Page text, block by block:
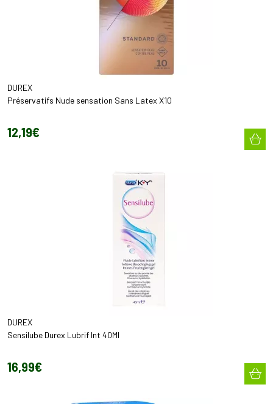
DUREX
Préservatifs Nude sensation Sans Latex X10
12,19€
DUREX
Sensilube Durex Lubrif Int 40Ml
16,99€